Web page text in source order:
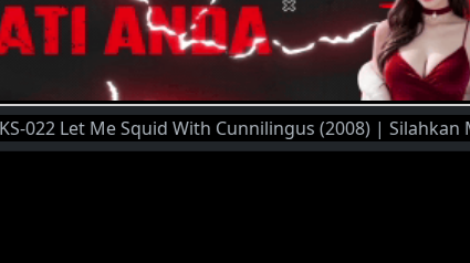
Let Me Squid With Cunnilingus (2008) | Silahkan